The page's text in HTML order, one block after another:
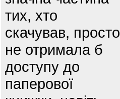
тих, хто
скачував, просто
не отримала б
доступу до
паперової